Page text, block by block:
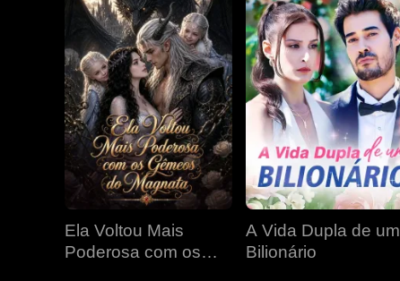
Ela Voltou Mais
Poderosa com os
A Vida Dupla de um
Bilionário